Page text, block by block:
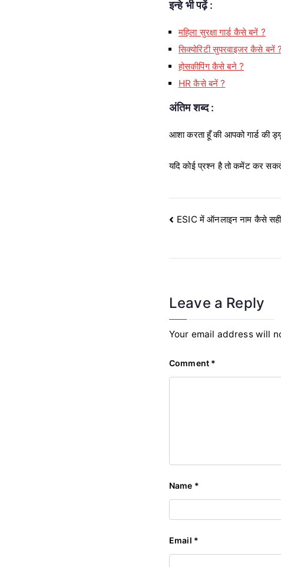
इन्हे भी पढ़ें :
महिला सुरक्षा गार्ड कैसे बनें ?
सिक्योरिटी सुपरवाइजर कैसे बनें ?
होसकीपिंग कैसे बने ?
HR कैसे बनें ?
अंतिम शब्द :
आशा करता हूँ की आपको गार्ड की
यदि कोई प्रश्न है तो कमेंट कर
Post
ESIC में ऑनलाइन नाम कैसे
Leave a Reply
Your email address will
Comment *
Name *
Email *